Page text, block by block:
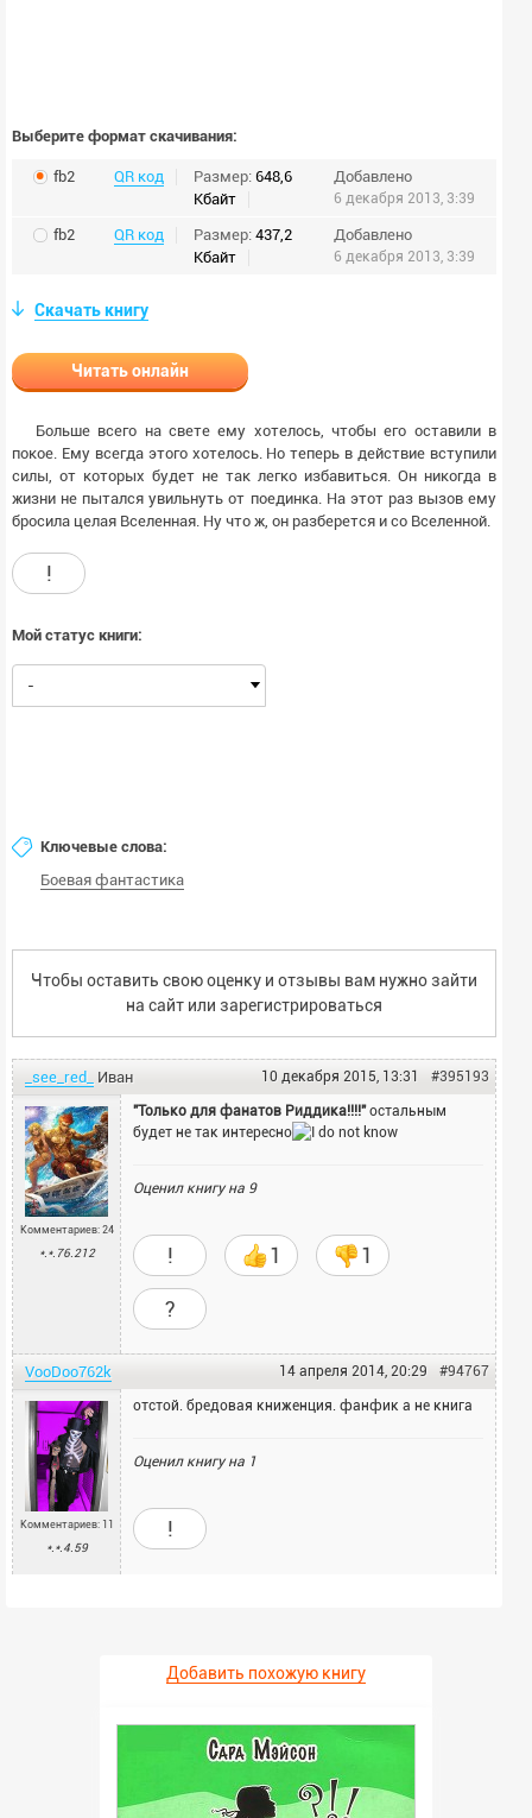
Выберите формат скачивания:
fb2 QR код Размер: 648,6
Кбайт
Добавлено
6 декабря 2013, 3:39
fb2 QR код Размер: 437,2
Кбайт
Добавлено
6 декабря 2013, 3:39
Скачать книгу
Читать онлайн
Больше всего на свете ему хотелось, чтобы его оставили в
покое. Ему всегда этого хотелось. Но теперь в действие вступили
силы, от которых будет не так легко избавиться. Он никогда в
жизни не пытался увильнуть от поединка. На этот раз вызов ему
бросила целая Вселенная. Ну что ж, он разберется и со Вселенной.
!
Мой статус книги:
-
Ключевые слова:
Боевая фантастика
Чтобы оставить свою оценку и отзывы вам нужно зайти
на сайт или зарегистрироваться
_see_red_ Иван #395193
10 декабря 2015, 13:31
Комментариев: 24
*.*.76.212
"Только для фанатов Риддика!!!!"остальным
будет не так интересно
Оценил книгу на 9
! 1 1
?
VooDoo762k #94767
14 апреля 2014, 20:29
Комментариев: 11
*.*.4.59
отстой. бредовая книженция. фанфик а не книга
Оценил книгу на 1
!
Добавить похожую книгу